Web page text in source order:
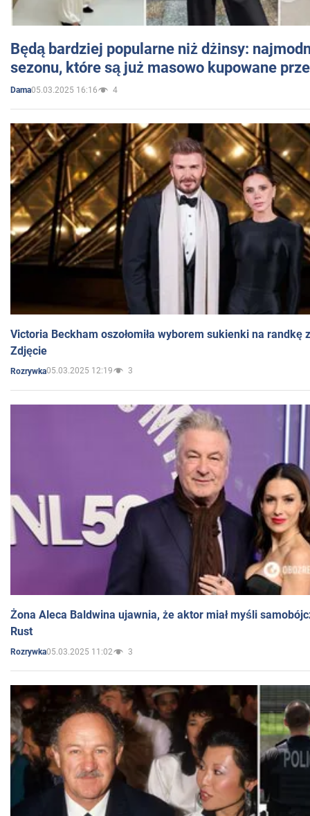
Będą bardziej popularne niż dżinsy:
sezonu, które są już masowo kupowane
Dama05.03.2025 16:16 4
Victoria Beckham oszołomiła wyborem sukienki na randkę
Zdjęcie
Rozrywka05.03.2025 12:19 3
Żona Aleca Baldwina ujawnia, że aktor miał myśli
Rust
Rozrywka05.03.2025 11:02 3